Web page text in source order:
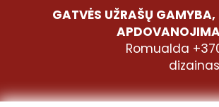
GATVĖS UŽRAŠŲ
Romualda